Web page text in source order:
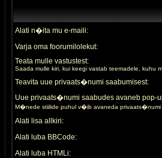
Alati n�ita mu e-maili:
Varja oma foorumilolekut:
Teata mulle vastustest:
Saada mulle kiri, kui keegi vastab teemadele, kuhu
Teavita uue privaats�numi saabumisest:
Uue privaats�numi saabudes avaneb pop-
M�nede stiilide puhul v�ib avaneda privaats�numi
Alati lisa allkiri:
Alati luba BBCode:
Alati luba HTMLi: